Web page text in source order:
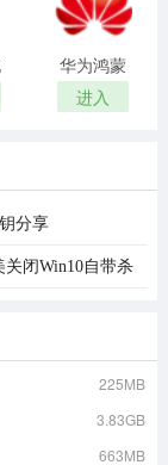
华为鸿蒙
系统电脑
版
进入
分享
闭Win10自带杀
225MB
3.83GB
663MB